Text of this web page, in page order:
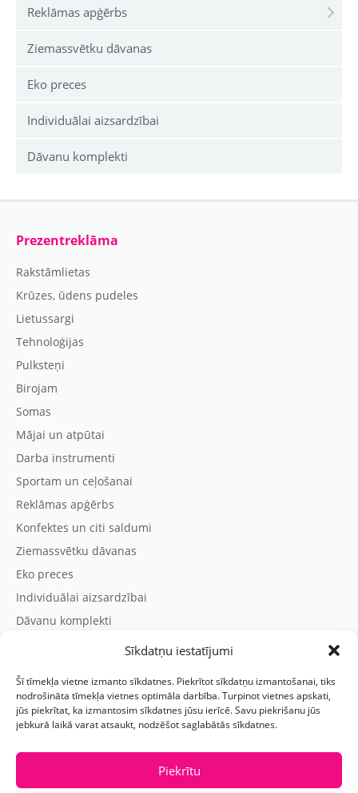
Sīkdatņu iestatījumi
Šī tīmekļa vietne izmanto sīkdatnes. Piekrītot sīkdatņu izmantošanai, tiks
nodrošināta tīmekļa vietnes optimāla darbība. Turpinot vietnes apskati,
jūs piekrītat, ka izmantosim sīkdatnes jūsu ierīcē. Savu piekrišanu jūs
jebkurā laikā varat atsaukt, nodzēšot saglabātās sīkdatnes.
Piekrītu
Reklāmas apģērbs
Ziemassvētku dāvanas
Eko preces
Individuālai aizsardzībai
Dāvanu komplekti
Prezentreklāma
Rakstāmlietas
Krūzes, ūdens pudeles
Lietussargi
Tehnoloģijas
Pulksteņi
Birojam
Somas
Mājai un atpūtai
Darba instrumenti
Sportam un ceļošanai
Reklāmas apģērbs
Konfektes un citi saldumi
Ziemassvētku dāvanas
Eko preces
Individuālai aizsardzībai
Dāvanu komplekti
Kontaktinformācija
Prezentreklāmas aģentūra “PARIS”
Reģ.nr.: 40103625328